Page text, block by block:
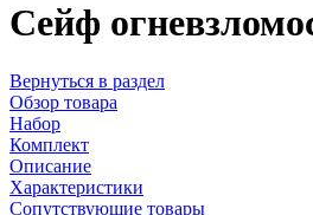
Сейф
Вернуться в раздел
Обзор товара
Набор
Комплект
Описание
Характеристики
Сопутствующие товары